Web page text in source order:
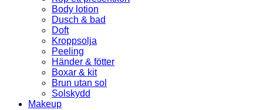
Body lotion
Dusch & bad
Doft
Kroppsolja
Peeling
Händer & fötter
Boxar & kit
Brun utan sol
Solskydd
Makeup